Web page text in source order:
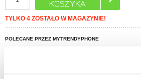
TYLKO 4 ZOSTAŁO W MAGAZYNIE!
POLECANE PRZEZ MYTRENDYPHONE